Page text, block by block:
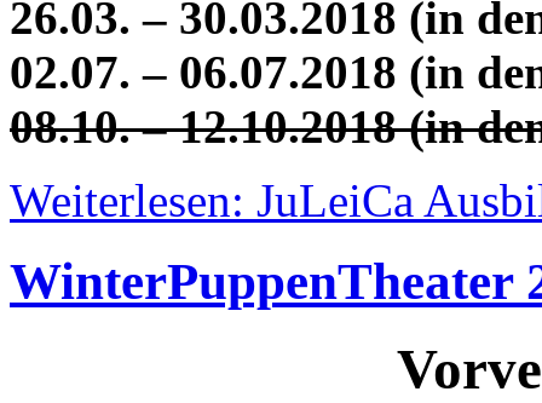
26.03. – 30.03.2018 (in
02.07. – 06.07.2018 (in
08.10. – 12.10.2018 (in
Weiterlesen: JuLeiCa
WinterPuppenTheater